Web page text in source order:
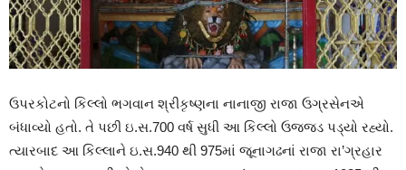
ઉપરકોટનો કિલ્લો ભગવાન શ્રીકૃષ્ણના નાનાજી રાજા ઉગ્રસેનએ
બંધાવ્યો હતો. તે પછી ઇ.સ.700 વર્ષ સુધી આ કિલ્લો ઉજ્જડ પડ્યો રહ્યો.
ત્યારબાદ આ કિલ્લાને ઇ.સ.940 થી 975માં જૂનાગઢનાં રાજા રા’ગ્રહાર